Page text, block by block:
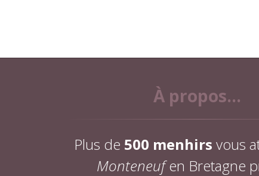
À propos...
Plus de 500 menhirs vous
Monteneufen Bretagne